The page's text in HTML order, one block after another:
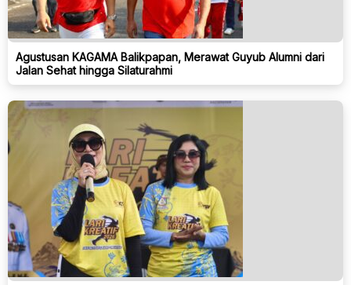
Agustusan KAGAMA Balikpapan, Merawat Guyub Alumni dari
Jalan Sehat hingga Silaturahmi